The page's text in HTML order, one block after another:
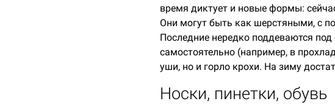
время диктует и новые формы:
Они могут быть как шерстяными, с
Последние нередко поддеваются
самостоятельно (например, в
уши, но и горло крохи. На зиму
Носки, пинетки, обувь